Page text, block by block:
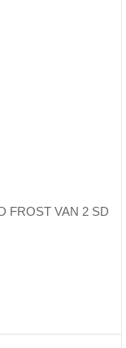
FROST VAN 2 SD